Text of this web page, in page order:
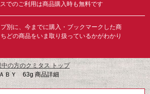
でのご利用は商品購入時も無料です
別に、今までに購入・ブックマークした商
どの商品をいま取り扱っているかがわかり
の方のクミタス トップ
ＢＹ 63g 商品詳細